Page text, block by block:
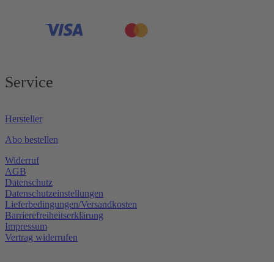
Service
Hersteller
Abo bestellen
Widerruf
AGB
Datenschutz
Datenschutzeinstellungen
Lieferbedingungen/Versandkosten
Barrierefreiheitserklärung
Impressum
Vertrag widerrufen